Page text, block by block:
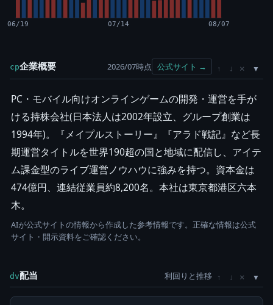
06/19 07/14 08/07
cp企業概要 2026/07時点 公式サイト → ↑ ↓ ×
PC・モバイル向けオンラインゲームの開発・運営を手が
ける持株会社(日本法人は2002年設立、グループ創業は
1994年)。『メイプルストーリー』『アラド戦記』など長
期運営タイトルを世界190超の国と地域に配信し、アイテ
ム課金型のライブ運営ノウハウに強みを持つ。資本金は
474億円、連結従業員約8,200名。本社は東京都港区六本
木。
AIが公式サイトの情報から作成した参考情報です。正確な情報は公式
サイト・開示資料をご確認ください。
dv配当 利回りと推移 ↑ ↓ ×